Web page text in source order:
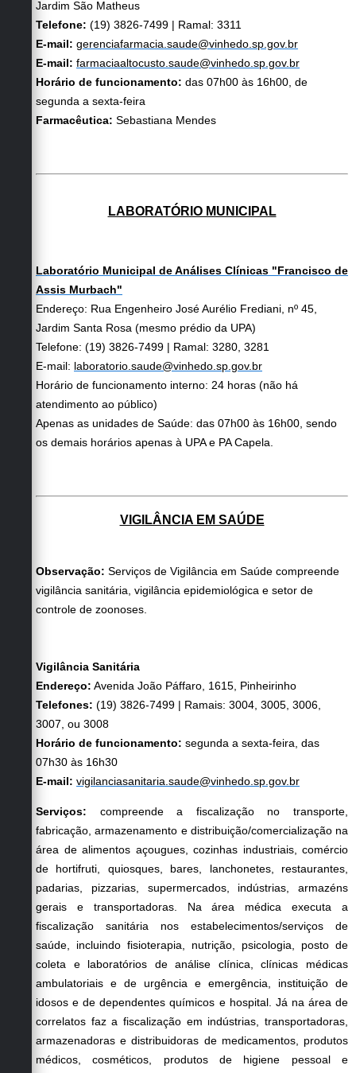
Jardim São Matheus
Telefone: (19) 3826-7499 | Ramal: 3311
E-mail: gerenciafarmacia.saude@vinhedo.sp.gov.br
E-mail: farmaciaaltocusto.saude@vinhedo.sp.gov.br
Horário de funcionamento: das 07h00 às 16h00, de
segunda a sexta-feira
Farmacêutica: Sebastiana Mendes
LABORATÓRIO MUNICIPAL
Laboratório Municipal de Análises Clínicas "Francisco de
Assis Murbach"
Endereço: Rua Engenheiro José Aurélio Frediani, nº 45,
Jardim Santa Rosa (mesmo prédio da UPA)
Telefone: (19) 3826-7499 | Ramal: 3280, 3281
E-mail: laboratorio.saude@vinhedo.sp.gov.br
Horário de funcionamento interno: 24 horas (não há
atendimento ao público)
Apenas as unidades de Saúde: das 07h00 às 16h00, sendo
os demais horários apenas à UPA e PA Capela.
VIGILÂNCIA EM SAÚDE
Observação: Serviços de Vigilância em Saúde compreende
vigilância sanitária, vigilância epidemiológica e setor de
controle de zoonoses.
Vigilância Sanitária
Endereço: Avenida João Páffaro, 1615, Pinheirinho
Telefones: (19) 3826-7499 | Ramais: 3004, 3005, 3006,
3007, ou 3008
Horário de funcionamento: segunda a sexta-feira, das
07h30 às 16h30
E-mail: vigilanciasanitaria.saude@vinhedo.sp.gov.br
Serviços: compreende a fiscalização no transporte,
fabricação, armazenamento e distribuição/comercialização na
área de alimentos açougues, cozinhas industriais, comércio
de hortifruti, quiosques, bares, lanchonetes, restaurantes,
padarias, pizzarias, supermercados, indústrias, armazéns
gerais e transportadoras. Na área médica executa a
fiscalização sanitária nos estabelecimentos/serviços de
saúde, incluindo fisioterapia, nutrição, psicologia, posto de
coleta e laboratórios de análise clínica, clínicas médicas
ambulatoriais e de urgência e emergência, instituição de
idosos e de dependentes químicos e hospital. Já na área de
correlatos faz a fiscalização em indústrias, transportadoras,
armazenadoras e distribuidoras de medicamentos, produtos
médicos, cosméticos, produtos de higiene pessoal e